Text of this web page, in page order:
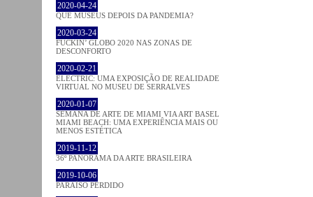
2020-04-24
QUE MUSEUS DEPOIS DA PANDEMIA?
2020-03-24
FUCKIN’ GLOBO 2020 NAS ZONAS DE
DESCONFORTO
2020-02-21
ELECTRIC: UMA EXPOSIÇÃO DE REALIDADE
VIRTUAL NO MUSEU DE SERRALVES
2020-01-07
SEMANA DE ARTE DE MIAMI VIA ART BASEL
MIAMI BEACH: UMA EXPERIÊNCIA MAIS OU
MENOS ESTÉTICA
2019-11-12
36º PANORAMA DA ARTE BRASILEIRA
2019-10-06
PARAÍSO PERDIDO